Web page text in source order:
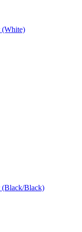
(White)
(Black/Black)